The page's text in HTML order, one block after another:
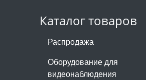
Каталог товаров
Распродажа
Оборудование для
видеонаблюдения